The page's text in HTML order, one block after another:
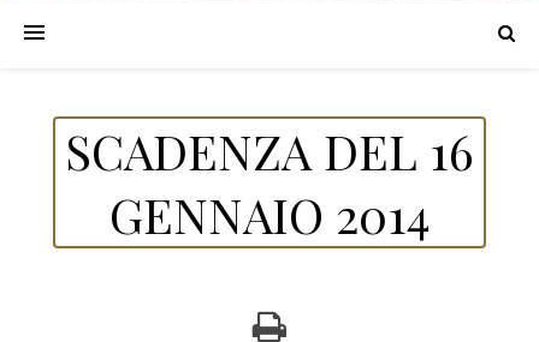
SCADENZA DEL 16
GENNAIO 2014